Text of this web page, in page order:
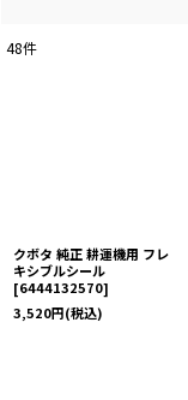
48件
クボタ 純正 耕運機用 フレ
キシブルシール
[6444132570]
3,520円(税込)